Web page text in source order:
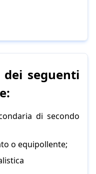
seguenti
di secondo
o equipollente;